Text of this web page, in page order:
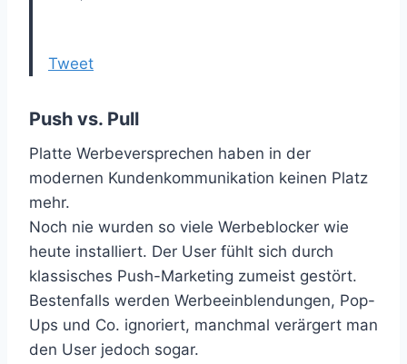
Tweet
Push vs. Pull
Platte Werbeversprechen haben in der
modernen Kundenkommunikation keinen Platz
mehr.
Noch nie wurden so viele Werbeblocker wie
heute installiert. Der User fühlt sich durch
klassisches Push-Marketing zumeist gestört.
Bestenfalls werden Werbeeinblendungen, Pop-
Ups und Co. ignoriert, manchmal verärgert man
den User jedoch sogar.